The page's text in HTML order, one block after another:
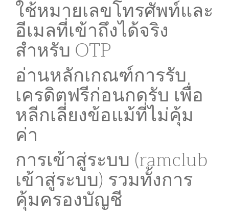
ใช้หมายเลขโทรศัพท์และ
อีเมลที่เข้าถึงได้จริง
สำหรับ OTP
อ่านหลักเกณฑ์การรับ
เครดิตฟรีก่อนกดรับ เพื่อ
หลีกเลี่ยงข้อแม้ที่ไม่คุ้ม
ค่า
การเข้าสู่ระบบ (ramclub
เข้าสู่ระบบ) รวมทั้งการ
คุ้มครองบัญชี